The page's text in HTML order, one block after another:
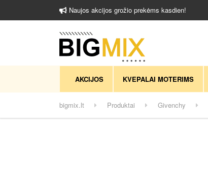
Naujos akcijos grožio prekėms kasdien!
AKCIJOS KVEPALAI MOTERIMS
bigmix.lt Produktai Givenchy